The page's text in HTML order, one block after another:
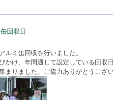
回収日
ルミ缶回収を行いました。
かけ、年間通して設定している回収
まりました。ご協力ありがとうござい